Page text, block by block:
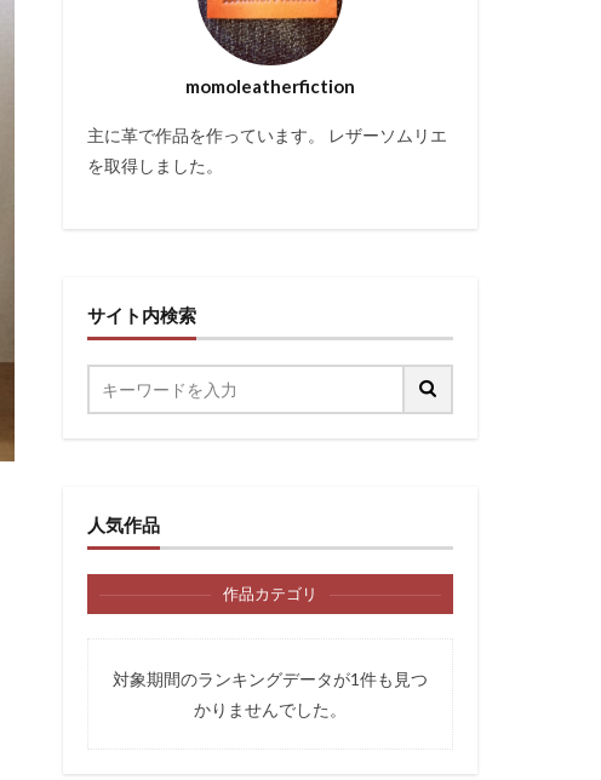
momoleatherfiction
主に革で作品を作っています。 レザーソムリエ
を取得しました。
サイト内検索
人気作品
作品カテゴリ
対象期間のランキングデータが1件も見つ
かりませんでした。